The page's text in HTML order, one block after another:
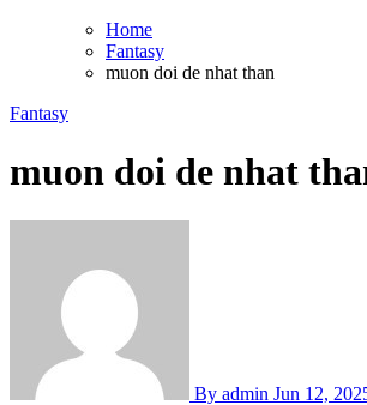
Home
Fantasy
muon doi de nhat than
Fantasy
muon doi de nhat
By admin Jun 12,